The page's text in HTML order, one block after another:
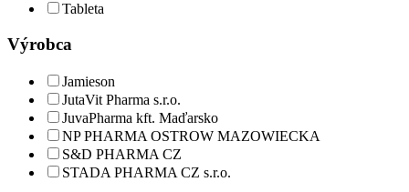
Tableta
Výrobca
Jamieson
JutaVit Pharma s.r.o.
JuvaPharma kft. Maďarsko
NP PHARMA OSTROW MAZOWIECKA
S&D PHARMA CZ
STADA PHARMA CZ s.r.o.